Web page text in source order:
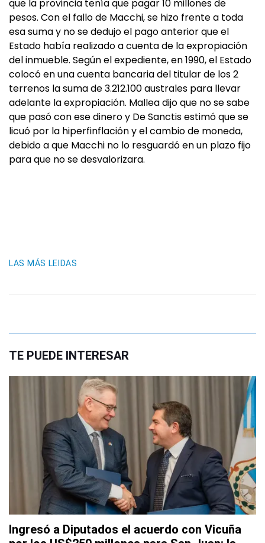
que la provincia tenía que pagar 10 millones de
pesos. Con el fallo de Macchi, se hizo frente a toda
esa suma y no se dedujo el pago anterior que el
Estado había realizado a cuenta de la expropiación
del inmueble. Según el expediente, en 1990, el Estado
colocó en una cuenta bancaria del titular de los 2
terrenos la suma de 3.212.100 australes para llevar
adelante la expropiación. Mallea dijo que no se sabe
que pasó con ese dinero y De Sanctis estimó que se
licuó por la hiperfinflación y el cambio de moneda,
debido a que Macchi no lo resguardó en un plazo fijo
para que no se desvalorizara.
LAS MÁS LEIDAS
TE PUEDE INTERESAR
Ingresó a Diputados el acuerdo con Vicuña